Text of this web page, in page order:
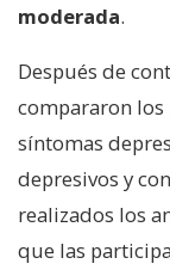
moderada.
Después de
compararon los
síntomas
depresivos y
realizados los
que las